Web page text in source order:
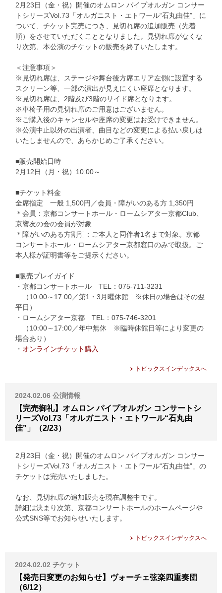
2月23日（金・祝）開催のオムロン パイプオルガン コンサー
トシリーズVol.73「オルガニスト・エトワール“石丸由佳”」に
ついて、チケット完売につき、見切れ席の追加販売（先着
順）をさせていただくこととなりました。見切れ席がなくな
り次第、本公演のチケットの販売を終了いたします。
＜注意事項＞
※見切れ席は、ステージや舞台後方席エリア左側に設置する
スクリーン等、一部の演出が見えにくい座席となります。
※見切れ席は、2階及び3階のサイド席となります。
※車椅子用の見切れ席のご用意はございません。
※ご購入後のキャンセルや座席の変更はお受けできません。
※公演中止以外の出演者、曲目などの変更による払い戻しは
いたしませんので、あらかじめご了承ください。
■販売開始日時
2月12日（月・祝）10:00～
■チケット料金
全席指定 一般 1,500円／会員・障がいのある方 1,350円
＊会員：京都コンサートホール・ロームシアター京都Club、
京響友の会の会員が対象
＊障がいのある方割引：ご本人と同伴者1名まで対象。京都
コンサートホール・ロームシアター京都窓口のみで取扱。ご
本人様が証明書等をご提示ください。
■販売プレイガイド
・京都コンサートホール TEL：075-711-3231
（10:00～17:00／第1・3月曜休館 ※休日の場合はその翌
平日）
・ロームシアター京都 TEL：075-746-3201
（10:00～17:00／年中無休 ※臨時休館日等により変更の
場合あり）
・ オンラインチケット購入
トピックスインデックスへ
2024.02.06 公演情報
【完売御礼】オムロン パイプオルガン コンサートシ
リーズVol.73「オルガニスト・エトワール“石丸由
佳”」（2/23）
2月23日（金・祝）開催のオムロン パイプオルガン コンサー
トシリーズVol.73「オルガニスト・エトワール“石丸由佳”」の
チケットは完売いたしました。
なお、見切れ席の追加販売を現在調整中です。
詳細は決まり次第、京都コンサートホールのホームページや
公式SNS等でお知らせいたします。
トピックスインデックスへ
2024.02.02 チケット
【発売日変更のお知らせ】ヴォーチェ弦楽四重奏団
（6/12）